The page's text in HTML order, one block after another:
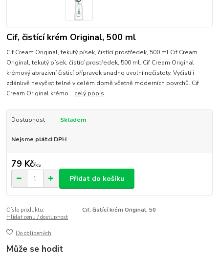
Cif, čistící krém Original, 500 ml
Cif Cream Original, tekutý písek, čistící prostředek, 500 ml Cif Cream
Original, tekutý písek, čistící prostředek, 500 ml. Cif Cream Original
krémový abrazivní čisticí přípravek snadno uvolní nečistoty. Vyčistí i
zdánlivě nevyčistitelné v celém domě včetně moderních povrchů. Cif
Cream Original krémo... celý popis
Dostupnost Skladem
Nejsme plátci DPH
79 Kč/ks
Přidat do košíku
Číslo produktu:
Cif, čistící krém Original, 50
Hlídat cenu / dostupnost
Do oblíbených
Může se hodit